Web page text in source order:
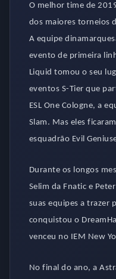
O melhor time de
dos maiores torneios
A equipe
evento de primeira
Liquid tomou o seu
eventos S-Tier que
ESL One Cologne, a
Slam. Mas eles
esquadrão Evil
Durante os longos
Selim da Fnatic e
suas equipes a trazer
conquistou o
venceu no IEM New
No final do ano, a